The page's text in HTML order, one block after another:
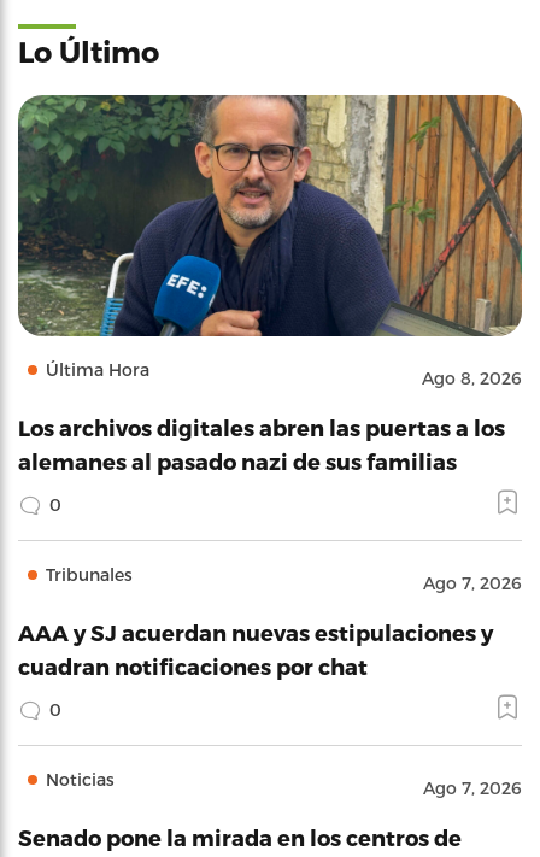
Lo Último
Última Hora Ago 8, 2026
Los archivos digitales abren las puertas a los
alemanes al pasado nazi de sus familias
0
Tribunales Ago 7, 2026
AAA y SJ acuerdan nuevas estipulaciones y
cuadran notificaciones por chat
0
Noticias Ago 7, 2026
Senado pone la mirada en los centros de